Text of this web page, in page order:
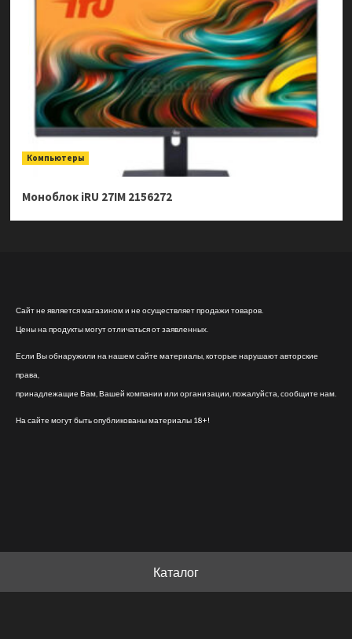
Компьютеры
Моноблок iRU 27IM 2156272
Сайт не является магазином и не осуществляет продажи товаров.
Цены на продукты могут отличаться от заявленных.
Если Вы обнаружили на нашем сайте материалы, которые нарушают авторские
права,
принадлежащие Вам, Вашей компании или организации, пожалуйста, сообщите нам.
На сайте могут быть опубликованы материалы 18+!
Каталог